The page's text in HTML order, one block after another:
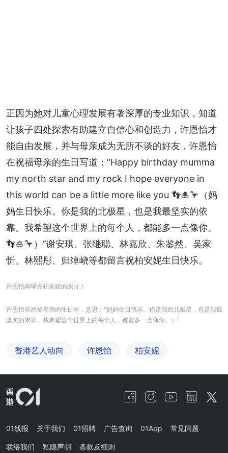
正因为她对儿童心理发展有著深厚的专业知识，知道
让孩子四处探索有助建立自信心和创造力，许恩怡才
能自由发展，并与母亲成为无所不谈的好友，许恩怡
在祝福母亲的生日写道：“Happy birthday mumma
my north star and my rock I hope everyone in
this world can be a little more like you 👣🎍🦩（妈
妈生日快乐。你是我的北极星，也是我最坚实的依
靠。我希望这个世界上的每个人，都能多一点像你。
👣🎍🦩）”谢安琪、张继聪、林嘉欣、朱鉴然、吴家
忻、林熙彤、归绰峣等都留言祝柏安妮生日快乐。
许恩怡再曝光柏安妮的照片！
许恩怡在祝福母亲的生日时，意思：“妈妈生日快乐。你是我的北极星，也是我最
坚实的依靠。我希望这个世界上的每个人，都能多一点像你。）”
香港艺人动向 许恩怡 柏安妮
01线报 关于我们 01招聘 广告查询 01App 常见问题
联络我们 私隐声明 条款及细则